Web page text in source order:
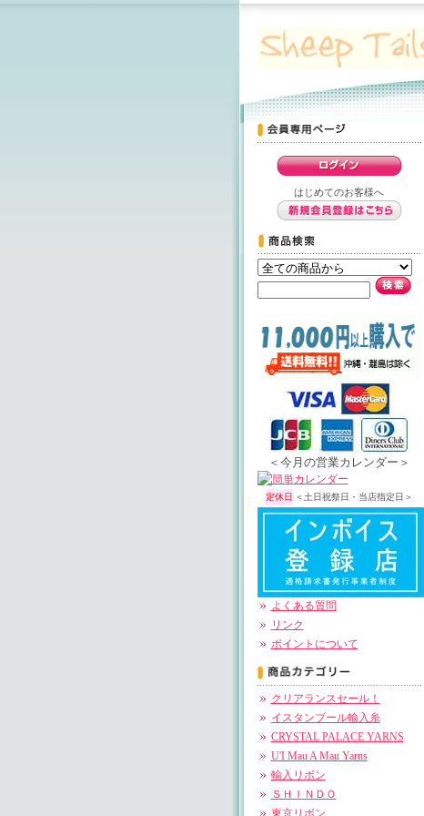
はじめてのお客様へ
＜今月の営業カレンダー＞
定休日 ＜土日祝祭日・当店指定日＞
よくある質問
リンク
ポイントについて
クリアランスセール！
イスタンブール輸入糸
CRYSTAL PALACE YARNS
U'I Mau A Mau Yarns
輸入リボン
ＳＨＩＮＤＯ
東京リボン